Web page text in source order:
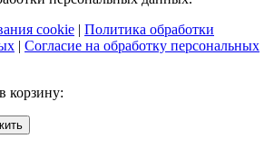
cookie | Политика обработки
| Согласие на обработку персональных
корзину: